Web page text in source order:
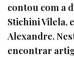
contou com a
Stichini Vilela,
Alexandre.
encontrar